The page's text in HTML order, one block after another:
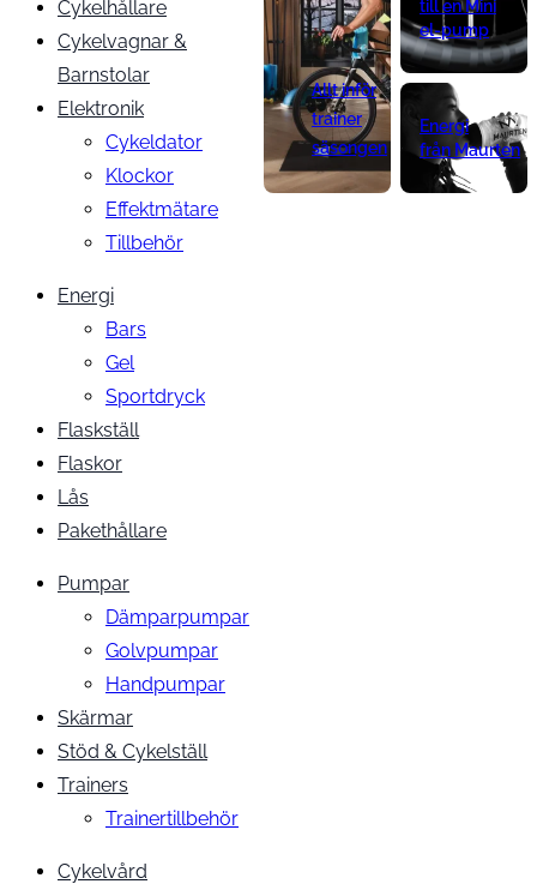
Cykelhållare
Cykelvagnar &
Barnstolar
Elektronik
Cykeldator
Klockor
Effektmätare
Tillbehör
Energi
Bars
Gel
Sportdryck
Flaskställ
Flaskor
Lås
Pakethållare
Pumpar
Dämparpumpar
Golvpumpar
Handpumpar
Skärmar
Stöd & Cykelställ
Trainers
Trainertillbehör
Cykelvård
Allt inför
trainer
säsongen
till en Mini
el-pump
Energi
från Maurten